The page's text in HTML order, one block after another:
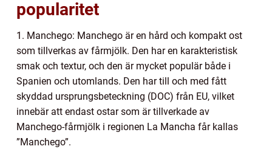
popularitet
1. Manchego: Manchego är en hård och kompakt ost
som tillverkas av fårmjölk. Den har en karakteristisk
smak och textur, och den är mycket populär både i
Spanien och utomlands. Den har till och med fått
skyddad ursprungsbeteckning (DOC) från EU, vilket
innebär att endast ostar som är tillverkade av
Manchego-fårmjölk i regionen La Mancha får kallas
”Manchego”.